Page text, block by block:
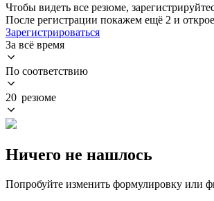
Чтобы видеть все резюме,
После регистрации покажем ещё 2 и
Зарегистрироваться
За всё время
По соответствию
20 резюме
Ничего не нашлось
Попробуйте изменить формулировку или